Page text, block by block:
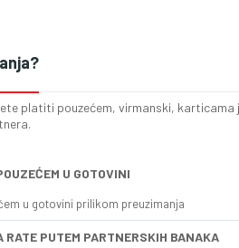
platiti pouzećem, virmanski,
U GOTOVINI
u gotovini prilikom preuzimanja
RATE PUTEM PARTNERSKIH BANAKA